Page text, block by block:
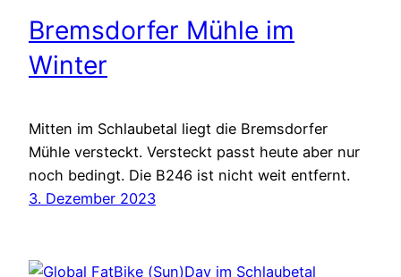
Bremsdorfer Mühle im
Winter
Mitten im Schlaubetal liegt die Bremsdorfer
Mühle versteckt. Versteckt passt heute aber nur
noch bedingt. Die B246 ist nicht weit entfernt.
3. Dezember 2023